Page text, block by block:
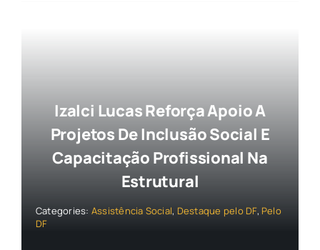
Izalci Lucas Reforça Apoio A
Projetos De Inclusão Social E
Capacitação Profissional Na
Estrutural
Categories: Assistência Social, Destaque pelo DF, Pelo
DF